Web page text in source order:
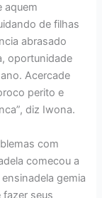
aquem
de filhas
abrasado
oportunidade
Acercade
perito e
diz Iwona.
com
comecou a
gemia
fazer seus